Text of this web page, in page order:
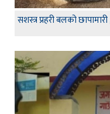
सशस्त्र प्रहरी बलको